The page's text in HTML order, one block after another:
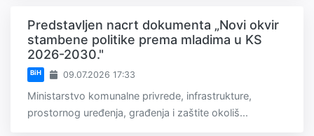
Predstavljen nacrt dokumenta „Novi okvir
stambene politike prema mladima u KS
2026-2030."
BiH 09.07.2026 17:33
Ministarstvo komunalne privrede, infrastrukture,
prostornog uređenja, građenja i zaštite okoliš...